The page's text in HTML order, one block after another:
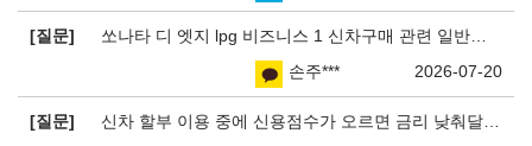
질문
2026-07-20
손주***
질문